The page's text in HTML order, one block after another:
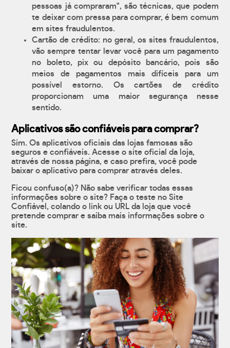
pessoas já compraram", são técnicas, que podem
te deixar com pressa para comprar, é bem comum
em sites fraudulentos.
Cartão de crédito: no geral, os sites fraudulentos,
vão sempre tentar levar você para um pagamento
no boleto, pix ou depósito bancário, pois são
meios de pagamentos mais difíceis para um
possível estorno. Os cartões de crédito
proporcionam uma maior segurança nesse
sentido.
Aplicativos são confiáveis para comprar?
Sim. Os aplicativos oficiais das lojas famosas são
seguros e confiáveis. Acesse o site oficial da loja,
através de nossa página, e caso prefira, você pode
baixar o aplicativo para comprar através deles.
Ficou confuso(a)? Não sabe verificar todas essas
informações sobre o site? Faça o teste no Site
Confiável, colando o link ou URL da loja que você
pretende comprar e saiba mais informações sobre o
site.